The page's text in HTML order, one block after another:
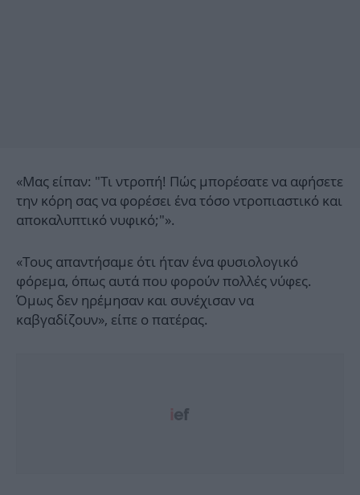
«Μας είπαν: "Τι ντροπή! Πώς μπορέσατε να αφήσετε
την κόρη σας να φορέσει ένα τόσο ντροπιαστικό και
αποκαλυπτικό νυφικό;"».
«Τους απαντήσαμε ότι ήταν ένα φυσιολογικό
φόρεμα, όπως αυτά που φορούν πολλές νύφες.
Όμως δεν ηρέμησαν και συνέχισαν να
καβγαδίζουν», είπε ο πατέρας.